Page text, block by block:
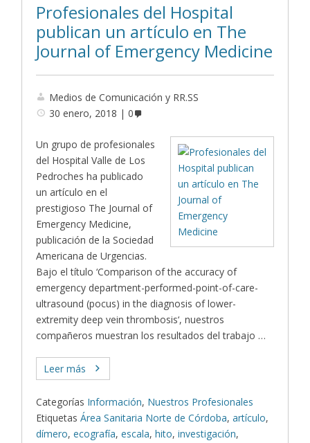
Profesionales del Hospital
publican un artículo en The
Journal of Emergency Medicine
Medios de Comunicación y RR.SS
30 enero, 2018
0
Un grupo de profesionales
del Hospital Valle de Los
Pedroches ha publicado
un artículo en el
prestigioso The Journal of
Emergency Medicine,
publicación de la Sociedad
Americana de Urgencias.
Bajo el título ‘Comparison of the accuracy of
emergency department-performed-point-of-care-
ultrasound (pocus) in the diagnosis of lower-
extremity deep vein thrombosis‘, nuestros
compañeros muestran los resultados del trabajo …
Leer más
Categorías Información, Nuestros Profesionales
Etiquetas Área Sanitaria Norte de Córdoba,artículo,
dímero,ecografía,escala,hito,investigación,